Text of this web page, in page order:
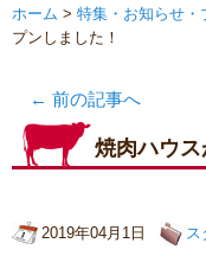
ホーム > 特集・お知らせ・
プンしました！
← 前の記事へ
焼肉ハウス
2019年04月1日